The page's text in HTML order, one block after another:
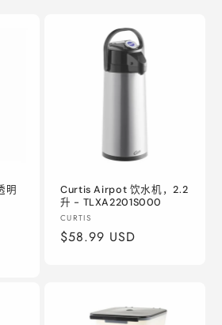
明
Curtis Airpot 饮水机，2.2
升 - TLXA2201S000
厂
商：
CURTIS
常
$58.99 USD